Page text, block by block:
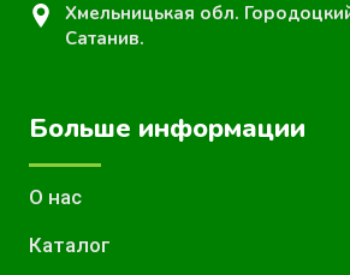
Хмельницькая обл.
Сатанив.
Больше информации
О нас
Каталог